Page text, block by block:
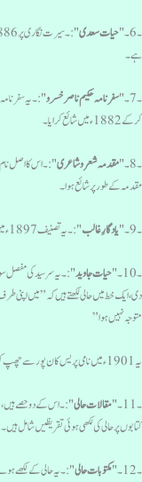
۔6۔ " حیات سعدی
ہے۔
۔7۔ " سفرنامہ حکیم ناصر خسرو":۔یہ
کرکے 1882ء میں شائع کرایا۔
۔8۔ " مقدمہ شعرو شاعری
مقدمہ کے طورپر شائع ہوا۔
۔9۔ " یادگارِ غالب":۔ یہ تصنیف 1897ءمیں نامی پریس کان پور سے شائع ہوئی۔
۔10۔ " حیات جاوید
دی، ایک خط میں حالی لکھتے ہیں کہ ” میں
متوجہ نہیں ہوا”
یہ 1901ء میں نامی پریس کان پور سے چھپ کر شائع ہوئی۔
۔11۔ " مقالات حالی
کتابوں پر حالی کی لکھی ہوئی تقریظیں شامل ہیں۔
۔12۔ " مکتوبات حالی